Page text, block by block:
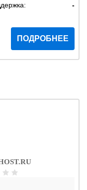
-
ПОДРОБНЕЕ